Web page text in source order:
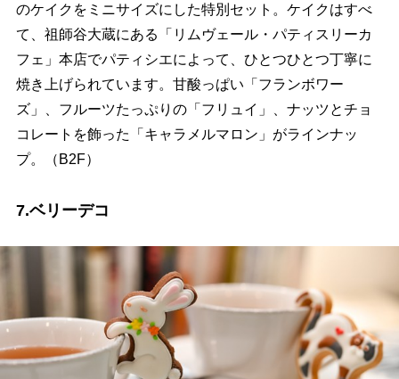
のケイクをミニサイズにした特別セット。ケイクはすべ
て、祖師谷大蔵にある「リムヴェール・パティスリーカ
フェ」本店でパティシエによって、ひとつひとつ丁寧に
焼き上げられています。甘酸っぱい「フランボワー
ズ」、フルーツたっぷりの「フリュイ」、ナッツとチョ
コレートを飾った「キャラメルマロン」がラインナッ
プ。（B2F）
7.ベリーデコ